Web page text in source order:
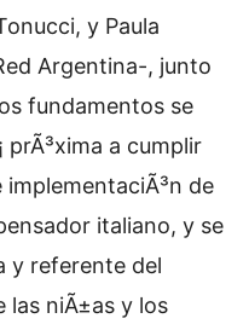
y Paula
Argentina-, junto
fundamentos se
prÃ³xima a cumplir
de
italiano, y se
y referente del
niÃ±as y los